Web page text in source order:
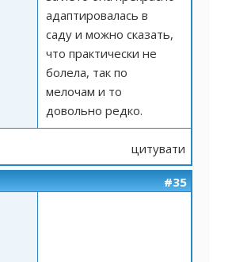
адаптировалась в
саду и можно сказать,
что практически не
болела, так по
мелочам и то
довольно редко.
цитувати
#35